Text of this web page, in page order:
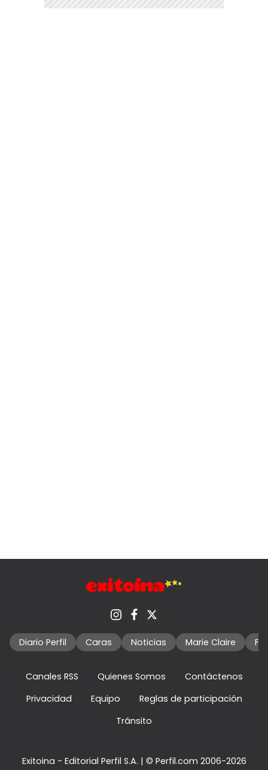
Diario Perfil Caras Noticias Marie Claire
Canales RSS Quienes Somos
Contáctenos
Privacidad
Equipo
Reglas de participación
Tránsito
Exitoina - Editorial Perfil S.A. | © Perfil.com 2006-2026